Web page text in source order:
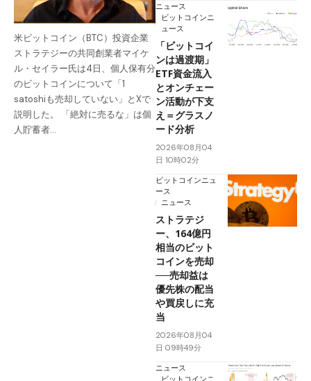
米ビットコイン（BTC）投資企業
ストラテジーの共同創業者マイケ
ル・セイラー氏は4日、個人保有分
のビットコインについて「1
satoshiも売却していない」とXで
説明した。 「絶対に売るな」は個
人貯蓄者…
ニュース
ビットコインニ
ュース
「ビットコイ
ンは過渡期」
ETF資金流入
とオンチェー
ン活動が下支
え＝グラスノ
ード分析
2026年08月04
日 10時02分
ビットコインニュ
ース
ニュース
ストラテジ
ー、164億円
相当のビット
コインを売却
──売却益は
優先株の配当
や買戻しに充
当
2026年08月04
日 09時49分
ニュース
ビットコインニ